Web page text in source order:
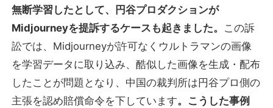
無断学習したとして、円谷プロダクションが
Midjourneyを提訴するケースも起きました。 この訴
訟では、Midjourneyが許可なくウルトラマンの画像
を学習データに取り込み、酷似した画像を生成・配布
したことが問題となり、中国の裁判所は円谷プロ側の
主張を認め賠償命令を下しています。こうした事例